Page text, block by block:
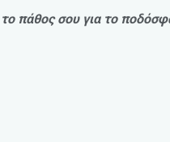
πάθος σου για το